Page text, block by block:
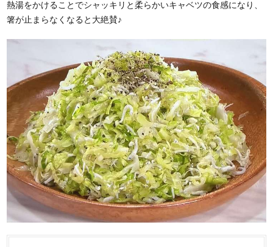
熱湯をかけることでシャッキリと柔らかいキャベツの食感になり、
箸が止まらなくなると大絶賛♪